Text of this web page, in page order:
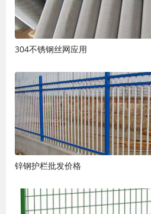
304不锈钢丝网应用
锌钢护栏批发价格